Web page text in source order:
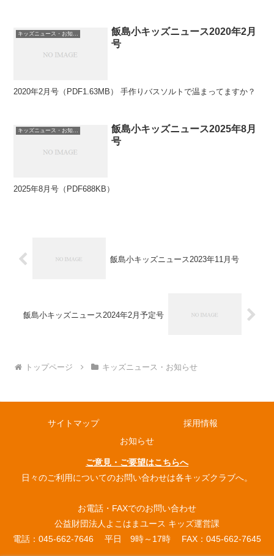
飯島小キッズニュース2020年2月
号
2020年2月号（PDF1.63MB） 手作りバスソルトで温まってますか？
キッズニュース・お知らせ
飯島小キッズニュース2025年8月
号
2025年8月号（PDF688KB）
飯島小キッズニュース2023年11月号
飯島小キッズニュース2024年2月予定号
トップページ キッズニュース・お知らせ
サイトマップ
採用情報
お知らせ
ご意見・ご要望はこちらへ
日々のご利用についてのお問い合わせは各キッズクラブへ。
お電話・FAXでのお問い合わせ
公益財団法人よこはまユース キッズ運営課
電話：045-662-7646 平日 9時～17時 FAX：045-662-7645